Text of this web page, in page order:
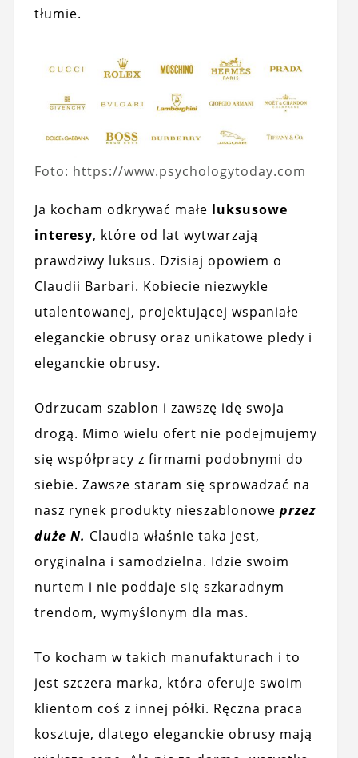
tłumie.
Foto: https://www.psychologytoday.com
Ja kocham odkrywać małe luksusowe
interesy, które od lat wytwarzają
prawdziwy luksus. Dzisiaj opowiem o
Claudii Barbari. Kobiecie niezwykle
utalentowanej, projektującej wspaniałe
eleganckie obrusy oraz unikatowe pledy i
eleganckie obrusy.
Odrzucam szablon i zawszę idę swoja
drogą. Mimo wielu ofert nie podejmujemy
się współpracy z firmami podobnymi do
siebie. Zawsze staram się sprowadzać na
nasz rynek produkty nieszablonowe przez
duże N. Claudia właśnie taka jest,
oryginalna i samodzielna. Idzie swoim
nurtem i nie poddaje się szkaradnym
trendom, wymyślonym dla mas.
To kocham w takich manufakturach i to
jest szczera marka, która oferuje swoim
klientom coś z innej półki. Ręczna praca
kosztuje, dlatego eleganckie obrusy mają